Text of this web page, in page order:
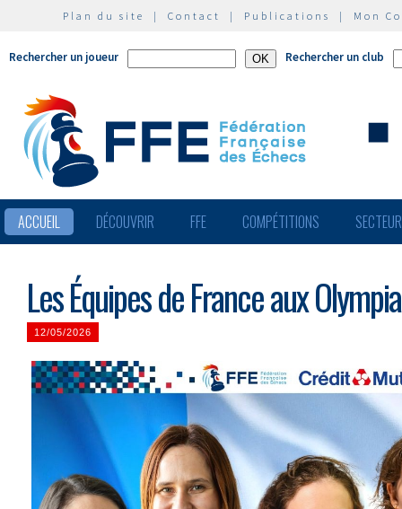
Plan du site | Contact | Publications | Mon
Rechercher un joueur Rechercher un club
ACCUEIL DÉCOUVRIR FFE COMPÉTITIONS
Les Équipes de France aux
12/05/2026